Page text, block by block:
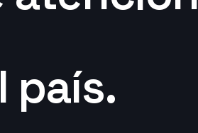
país.